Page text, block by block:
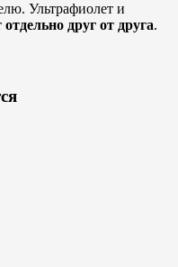
Ультрафиолет и
друг от друга.